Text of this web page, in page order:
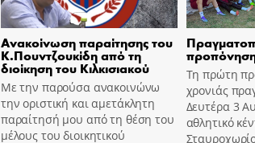
Ανακοίνωση παραίτησης του
Κ.Πουντζουκίδη από τη
διοίκηση του Κιλκισιακού
Με την παρούσα ανακοινώνω
την οριστική και αμετάκλητη
παραίτησή μου από τη θέση του
μέλους του διοικητικού
προπόνηση
Τη πρώτη
χρονιάς
Δευτέρα 3
αθλητικό